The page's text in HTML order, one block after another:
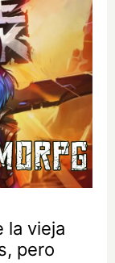
la vieja
pero